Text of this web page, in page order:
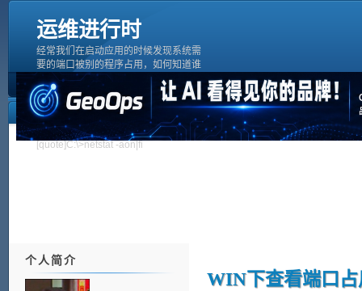
运维进行时
经常我们在启动应用的时候发现系统需
要的端口被别的程序占用，如何知道谁
占有了我们需要的端口，很多人都比较
头疼，下面就介绍一种非常简单的方
法，希望对大家有用假如我们需要确定
谁占用了我们的9050端口1、Windows
平台在windows命令行窗口下执行：
[quote]C:\>netstat -aon|fi
WIN下查看端口
个人简介